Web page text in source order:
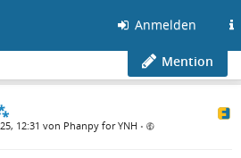
Anmelden
Mention
12:31 von Phanpy for YNH •